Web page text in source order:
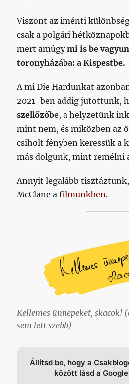
Viszont az iménti
csak a polgári
mert amúgymi is be
toronyházába: a Kispestbe.
A mi Die Hardunkat
2021-ben addig jutottunk,
szellőzőbe, a helyzetünk
mint nem, és miközben az
csiholt fényben keressük a
más dolgunk, mint remélni
Annyit legalább
McClane afilmünkben.
Kellemes ünnepeket, skacok!
sem lett szebb)
Állítsd be, hogy a
között lásd a